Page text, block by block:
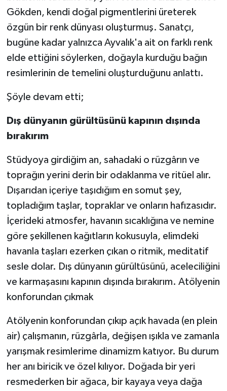
Gökden, kendi doğal pigmentlerini üreterek
özgün bir renk dünyası oluşturmuş. Sanatçı,
bugüne kadar yalnızca Ayvalık'a ait on farklı renk
elde ettiğini söylerken, doğayla kurduğu bağın
resimlerinin de temelini oluşturduğunu anlattı.
Şöyle devam etti;
Dış dünyanın gürültüsünü kapının dışında
bırakırım
Stüdyoya girdiğim an, sahadaki o rüzgârın ve
toprağın yerini derin bir odaklanma ve ritüel alır.
Dışarıdan içeriye taşıdığım en somut şey,
topladığım taşlar, topraklar ve onların hafızasıdır.
İçerideki atmosfer, havanın sıcaklığına ve nemine
göre şekillenen kağıtların kokusuyla, elimdeki
havanla taşları ezerken çıkan o ritmik, meditatif
sesle dolar. Dış dünyanın gürültüsünü, aceleciliğini
ve karmaşasını kapının dışında bırakırım. Atölyenin
konforundan çıkmak
Atölyenin konforundan çıkıp açık havada (en plein
air) çalışmanın, rüzgârla, değişen ışıkla ve zamanla
yarışmak resimlerime dinamizm katıyor. Bu durum
her anı biricik ve özel kılıyor. Doğada bir yeri
resmederken bir ağaca, bir kayaya veya dağa